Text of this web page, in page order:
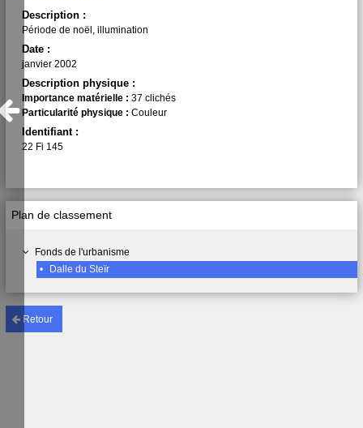
Retour
Plan de classement
Fonds de l'urbanisme
•
Dalle du Steïr
Description :
Période de noël, illumination
Date :
janvier 2002
Description physique :
Importance matérielle : 37 clichés
Particularité physique : Couleur
Identifiant :
22 Fi 145